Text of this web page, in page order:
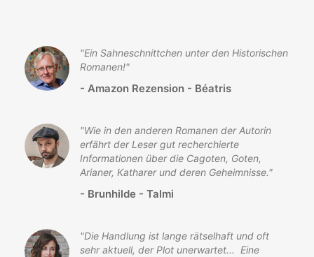
"Ein Sahneschnittchen unter den Historischen
Romanen!"
- Amazon Rezension - Béatris
"Wie in den anderen Romanen der Autorin
erfährt der Leser gut recherchierte
Informationen über die Cagoten, Goten,
Arianer, Katharer und deren Geheimnisse."
- Brunhilde - Talmi
"Die Handlung ist lange rätselhaft und oft
sehr aktuell, der Plot unerwartet... Eine